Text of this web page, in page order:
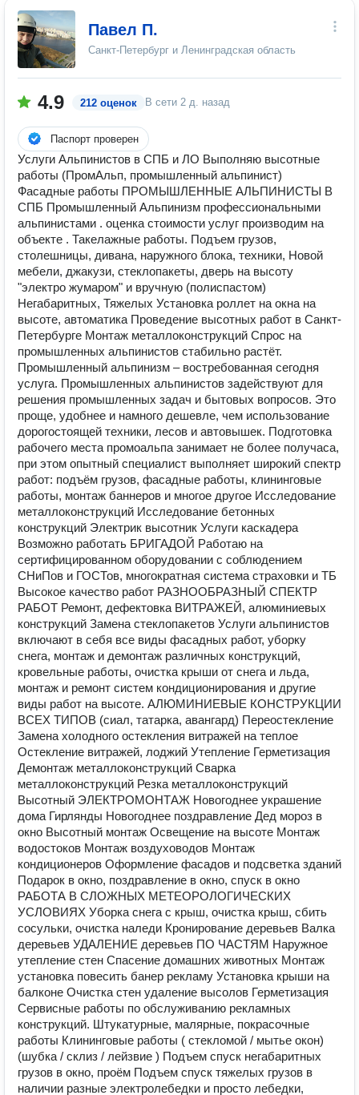
Павел П.
Санкт-Петербург и Ленинградская область
4.9 212 оценок В сети 2 д. назад
Паспорт проверен
Услуги Альпинистов в СПБ и ЛО Выполняю высотные
работы (ПромАльп, промышленный альпинист)
Фасадные работы ПРОМЫШЛЕННЫЕ АЛЬПИНИСТЫ В
СПБ Промышленный Альпинизм профессиональными
альпинистами . оценка стоимости услуг производим на
объекте . Такелажные работы. Подъем грузов,
столешницы, дивана, наружного блока, техники, Новой
мебели, джакузи, стеклопакеты, дверь на высоту
"электро жумаром" и вручную (полиспастом)
Негабаритных, Тяжелых Установка роллет на окна на
высоте, автоматика Проведение высотных работ в Санкт-
Петербурге Монтаж металлоконструкций Спрос на
промышленных альпинистов стабильно растёт.
Промышленный альпинизм – востребованная сегодня
услуга. Промышленных альпинистов задействуют для
решения промышленных задач и бытовых вопросов. Это
проще, удобнее и намного дешевле, чем использование
дорогостоящей техники, лесов и автовышек. Подготовка
рабочего места промоальпа занимает не более получаса,
при этом опытный специалист выполняет широкий спектр
работ: подъём грузов, фасадные работы, клининговые
работы, монтаж баннеров и многое другое Исследование
металлоконструкций Исследование бетонных
конструкций Электрик высотник Услуги каскадера
Возможно работать БРИГАДОЙ Работаю на
сертифицированном оборудовании с соблюдением
СНиПов и ГОСТов, многократная система страховки и ТБ
Высокое качество работ РАЗНООБРАЗНЫЙ СПЕКТР
РАБОТ Ремонт, дефектовка ВИТРАЖЕЙ, алюминиевых
конструкций Замена стеклопакетов Услуги альпинистов
включают в себя все виды фасадных работ, уборку
снега, монтаж и демонтаж различных конструкций,
кровельные работы, очистка крыши от снега и льда,
монтаж и ремонт систем кондиционирования и другие
виды работ на высоте. АЛЮМИНИЕВЫЕ КОНСТРУКЦИИ
ВСЕХ ТИПОВ (сиал, татарка, авангард) Переостекление
Замена холодного остекления витражей на теплое
Остекление витражей, лоджий Утепление Герметизация
Демонтаж металлоконструкций Сварка
металлоконструкций Резка металлоконструкций
Высотный ЭЛЕКТРОМОНТАЖ Новогоднее украшение
дома Гирлянды Новогоднее поздравление Дед мороз в
окно Высотный монтаж Освещение на высоте Монтаж
водостоков Монтаж воздуховодов Монтаж
кондиционеров Оформление фасадов и подсветка зданий
Подарок в окно, поздравление в окно, спуск в окно
РАБОТА В СЛОЖНЫХ МЕТЕОРОЛОГИЧЕСКИХ
УСЛОВИЯХ Уборка снега с крыш, очистка крыш, сбить
сосульки, очистка наледи Кронирование деревьев Валка
деревьев УДАЛЕНИЕ деревьев ПО ЧАСТЯМ Наружное
утепление стен Спасение домашних животных Монтаж
установка повесить банер рекламу Установка крыши на
балконе Очистка стен удаление высолов Герметизация
Сервисные работы по обслуживанию рекламных
конструкций. Штукатурные, малярные, покрасочные
работы Клининговые работы ( стекломой / мытье окон)
(шубка / склиз / лейзвие ) Подъем спуск негабаритных
грузов в окно, проём Подъем спуск тяжелых грузов в
наличии разные электролебедки и просто лебедки,